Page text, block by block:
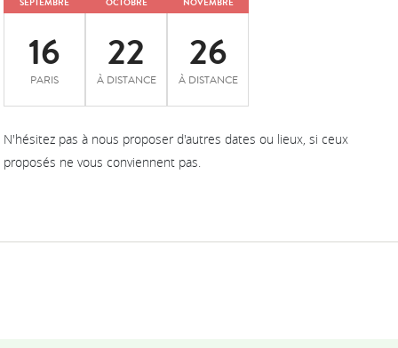
16
PARIS
22
À DISTANCE
26
À DISTANCE
N'hésitez pas à nous proposer d'autres dates ou lieux, si ceux
proposés ne vous conviennent pas.